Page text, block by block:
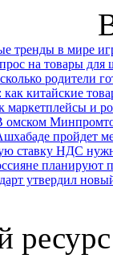
тренды в мире
на товары для
родители
китайские
маркетплейсы и
омском
пройдет
ставку НДС
планируют
утвердил